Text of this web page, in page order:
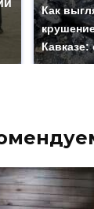
Как
Кавказе: